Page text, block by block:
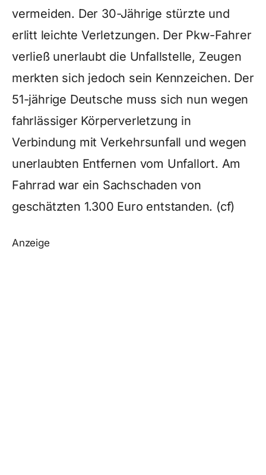
vermeiden. Der 30-Jährige stürzte und
erlitt leichte Verletzungen. Der Pkw-Fahrer
verließ unerlaubt die Unfallstelle, Zeugen
merkten sich jedoch sein Kennzeichen. Der
51-jährige Deutsche muss sich nun wegen
fahrlässiger Körperverletzung in
Verbindung mit Verkehrsunfall und wegen
unerlaubten Entfernen vom Unfallort. Am
Fahrrad war ein Sachschaden von
geschätzten 1.300 Euro entstanden. (cf)
Anzeige